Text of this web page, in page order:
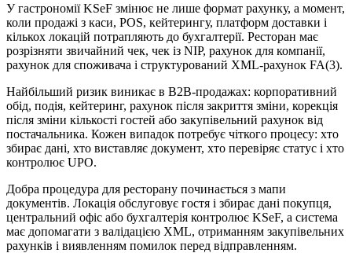
У гастрономії KSeF змінює не лише формат рахунку, а момент,
коли продажі з каси, POS, кейтерингу, платформ доставки і
кількох локацій потрапляють до бухгалтерії. Ресторан має
розрізняти звичайний чек, чек із NIP, рахунок для компанії,
рахунок для споживача і структурований XML-рахунок FA(3).
Найбільший ризик виникає в B2B-продажах: корпоративний
обід, подія, кейтеринг, рахунок після закриття зміни, корекція
після зміни кількості гостей або закупівельний рахунок від
постачальника. Кожен випадок потребує чіткого процесу: хто
збирає дані, хто виставляє документ, хто перевіряє статус і хто
контролює UPO.
Добра процедура для ресторану починається з мапи
документів. Локація обслуговує гостя і збирає дані покупця,
центральний офіс або бухгалтерія контролює KSeF, а система
має допомагати з валідацією XML, отриманням закупівельних
рахунків і виявленням помилок перед відправленням.